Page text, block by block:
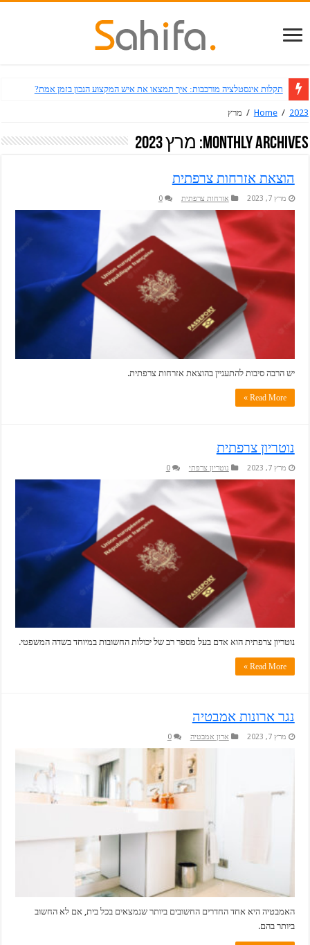
תקלות אינסטלציה מורכבות: איך תמצאו את איש המקצוע הנכון בזמן אמת?
Home / 2023
/ מרץ
Monthly Archives: מרץ 2023
הוצאת אזרחות צרפתית
מרץ 7, 2023 אזרחות צרפתית 0
יש הרבה סיבות להתעניין בהוצאת אזרחות צרפתית.
Read More »
נוטריון צרפתית
מרץ 7, 2023 נוטריון צרפתי 0
נוטריון צרפתית הוא אדם בעל מספר רב של יכולות החשובות במיוחד בשדה המשפטי.
Read More »
נגר ארונות אמבטיה
מרץ 7, 2023 ארון אמבטיה 0
האמבטיה היא אחד החדרים החשובים ביותר שנמצאים בכל בית, אם לא החשוב
ביותר בהם.